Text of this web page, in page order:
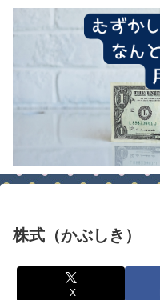
株式（かぶしき）
X